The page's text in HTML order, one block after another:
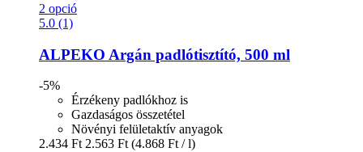
2 opció
5.0 (1)
ALPEKO Argán padlótisztító, 500 ml
-5%
Érzékeny padlókhoz is
Gazdaságos összetétel
Növényi felületaktív anyagok
2.434 Ft 2.563 Ft (4.868 Ft / l)